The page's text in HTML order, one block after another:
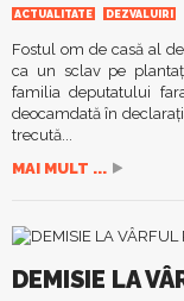
ACTUALITATE DEZVALUIRI
Fostul om de casă al
ca un sclav pe
familia deputatului
deocamdată în
trecută...
MAI MULT ...
DEMISIE LA